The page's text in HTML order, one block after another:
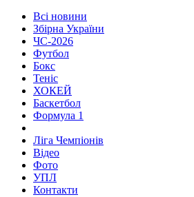
Всі новини
Збірна України
ЧС-2026
Футбол
Бокс
Теніс
ХОКЕЙ
Баскетбол
Формула 1
Ліга Чемпіонів
Відео
Фото
УПЛ
Контакти